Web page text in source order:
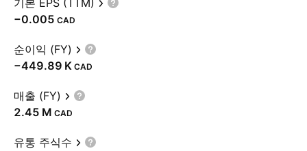
기본 EPS (TTM)
−0.005 CAD
순이익 (FY)
‪−449.89 K‬ CAD
매출 (FY)
‪2.45 M‬ CAD
유통 주식수